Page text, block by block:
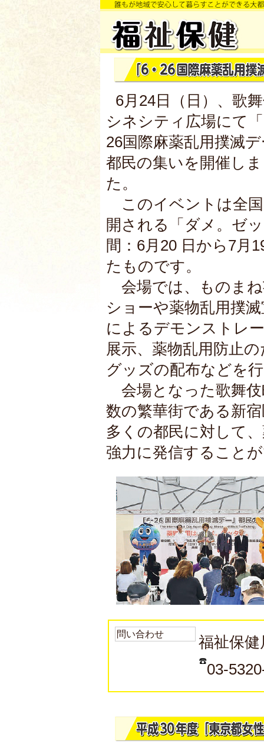
6月24日（日）、歌
シネシティ広場にて
26国際麻薬乱用撲滅
都民の集いを開催し
た。
このイベントは全
開される「ダメ。ゼ
間：6月20 日から7月
たものです。
会場では、ものま
ショーや薬物乱用撲
によるデモンストレ
展示、薬物乱用防止
グッズの配布などを
会場となった歌舞伎
数の繁華街である新
多くの都民に対して
強力に発信すること
問い合わせ
福祉保
03-